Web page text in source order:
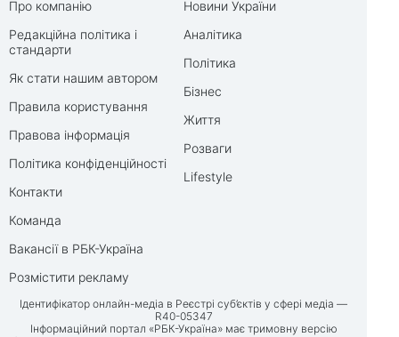
Про компанію
Редакційна політика і
стандарти
Як стати нашим автором
Правила користування
Правова інформація
Політика конфіденційності
Контакти
Команда
Вакансії в РБК-Україна
Розмістити рекламу
Новини України
Аналітика
Політика
Бізнес
Життя
Розваги
Lifestyle
Ідентифікатор онлайн-медіа в Реєстрі суб’єктів у сфері медіа —
R40-05347
Інформаційний портал «РБК-Україна» має тримовну версію